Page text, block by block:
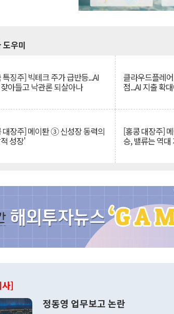
우미
특징주] 빅테크 주가 급반등...AI
아들고 낙관론 되살아나
클라우드플레
점...AI 지출 확
대장주] 메이퇀 ③ 신성장 동력의
성장'
[홍콩 대장주]
승, 밸류는 역대
]
정동영 업무보고 논란